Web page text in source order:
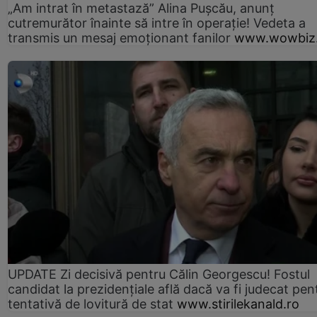
„Am intrat în metastază” Alina Pușcău, anunț
cutremurător înainte să intre în operație! Vedeta a
transmis un mesaj emoționant fanilor
UPDATE Zi decisivă pentru Călin Georgescu! Fostul
candidat la prezidențiale află dacă va fi judecat
tentativă de lovitură de stat www.stirilekanald.ro